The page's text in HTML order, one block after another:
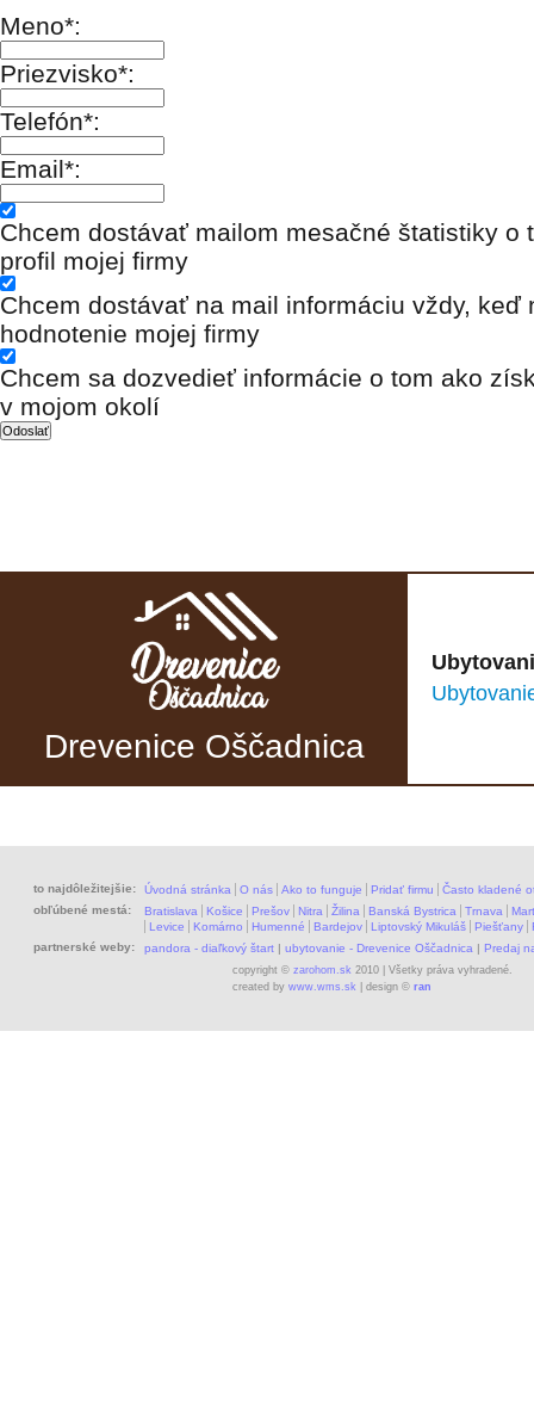
Meno*:
Priezvisko*:
Telefón*:
Email*:
Chcem dostávať mailom mesačné štatistiky o
profil mojej firmy
Chcem dostávať na mail informáciu vždy, keď
hodnotenie mojej firmy
Chcem sa dozvedieť informácie o tom ako
v mojom okolí
Drevenice Oščadnica
to najdôležitejšie: Úvodná stránka O nás Ako to funguje Pridať firmu
Často kladené
obľúbené mestá:
Bratislava Košice Prešov Nitra Žilina Banská Bystrica Trnava
Levice
Komárno Humenné Bardejov Liptovský Mikuláš Piešťany
partnerské weby:
pandora - diaľkový štart | ubytovanie - Drevenice Oščadnica | Predaj
copyright © zarohom.sk 2010 | Všetky práva vyhradené.
created by www.wms.sk | design © ran